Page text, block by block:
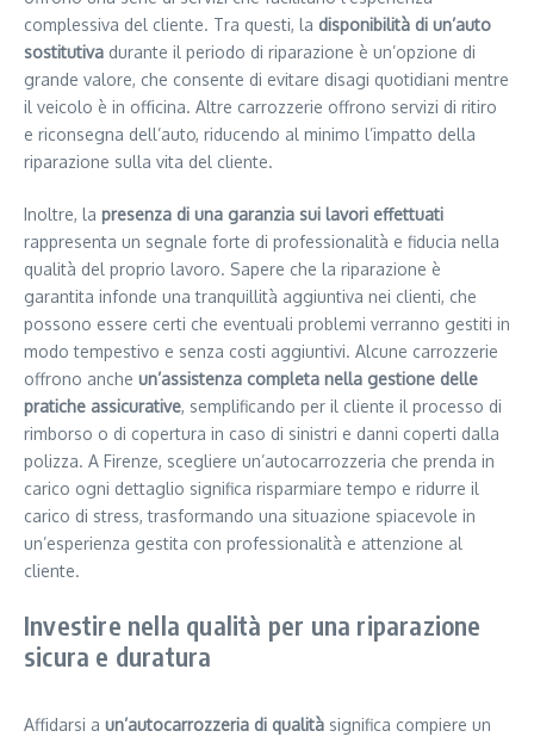
complessiva del cliente. Tra questi, la disponibilità di un’auto
sostitutiva durante il periodo di riparazione è un’opzione di
grande valore, che consente di evitare disagi quotidiani mentre
il veicolo è in officina. Altre carrozzerie offrono servizi di ritiro
e riconsegna dell’auto, riducendo al minimo l’impatto della
riparazione sulla vita del cliente.
Inoltre, la presenza di una garanzia sui lavori effettuati
rappresenta un segnale forte di professionalità e fiducia nella
qualità del proprio lavoro. Sapere che la riparazione è
garantita infonde una tranquillità aggiuntiva nei clienti, che
possono essere certi che eventuali problemi verranno gestiti in
modo tempestivo e senza costi aggiuntivi. Alcune carrozzerie
offrono anche un’assistenza completa nella gestione delle
pratiche assicurative, semplificando per il cliente il processo di
rimborso o di copertura in caso di sinistri e danni coperti dalla
polizza. A Firenze, scegliere un’autocarrozzeria che prenda in
carico ogni dettaglio significa risparmiare tempo e ridurre il
carico di stress, trasformando una situazione spiacevole in
un’esperienza gestita con professionalità e attenzione al
cliente.
Investire nella qualità per una riparazione
sicura e duratura
Affidarsi a un’autocarrozzeria di qualità significa compiere un